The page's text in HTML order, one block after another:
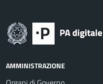
AMMINISTRAZIONE